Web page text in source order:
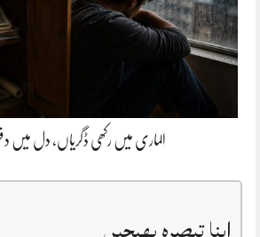
الماری میں رکھی ڈگریاں، دل میں